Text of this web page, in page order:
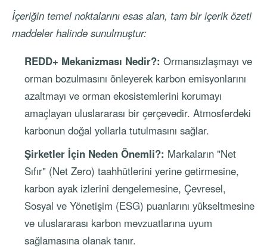
İçeriğin temel noktalarını esas alan, tam bir içerik özeti
maddeler halinde sunulmuştur:
REDD+ Mekanizması Nedir?: Ormansızlaşmayı ve
orman bozulmasını önleyerek karbon emisyonlarını
azaltmayı ve orman ekosistemlerini korumayı
amaçlayan uluslararası bir çerçevedir. Atmosferdeki
karbonun doğal yollarla tutulmasını sağlar.
Şirketler İçin Neden Önemli?: Markaların "Net
Sıfır" (Net Zero) taahhütlerini yerine getirmesine,
karbon ayak izlerini dengelemesine, Çevresel,
Sosyal ve Yönetişim (ESG) puanlarını yükseltmesine
ve uluslararası karbon mevzuatlarına uyum
sağlamasına olanak tanır.